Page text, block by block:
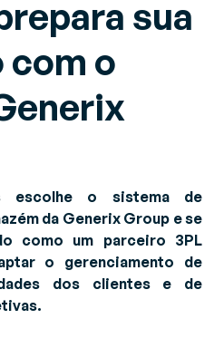
sua
com o
escolhe o sistema de
da Generix Group e se
como um parceiro 3PL
o gerenciamento de
dos clientes e de